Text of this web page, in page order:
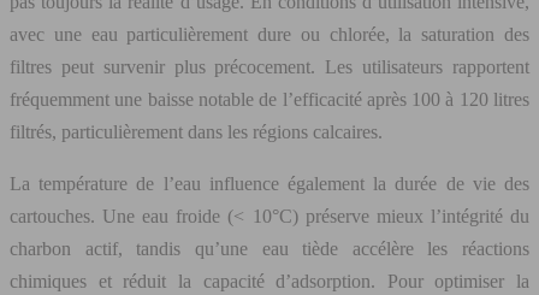
avec une eau particulièrement dure ou chlorée, la saturation des
filtres peut survenir plus précocement. Les utilisateurs rapportent
fréquemment une baisse notable de l’efficacité après 100 à 120 litres
filtrés, particulièrement dans les régions calcaires.
La température de l’eau influence également la durée de vie des
cartouches. Une eau froide (< 10°C) préserve mieux l’intégrité du
charbon actif, tandis qu’une eau tiède accélère les réactions
chimiques et réduit la capacité d’adsorption. Pour optimiser la